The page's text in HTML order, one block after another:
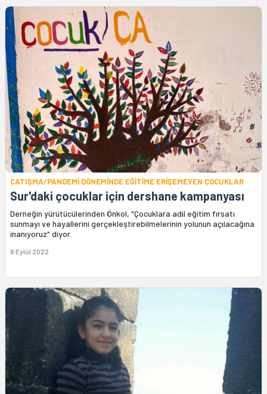
ÇATIŞMA/PANDEMİ DÖNEMİNDE EĞİTİME ERİŞEMEYEN ÇOCUKLAR
Sur'daki çocuklar için dershane kampanyası
Derneğin yürütücülerinden Önkol, "Çocuklara adil eğitim fırsatı
sunmayı ve hayallerini gerçekleştirebilmelerinin yolunun açılacağına
inanıyoruz" diyor.
8 Eylül 2022